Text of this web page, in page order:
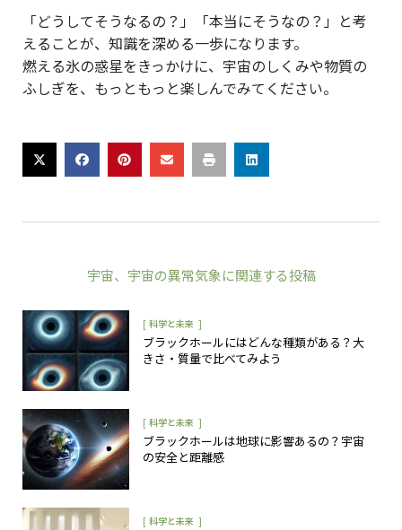
「どうしてそうなるの？」「本当にそうなの？」と考
えることが、知識を深める一歩になります。
燃える氷の惑星をきっかけに、宇宙のしくみや物質の
ふしぎを、もっともっと楽しんでみてください。
宇宙、 宇宙の異常気象に関連する投稿
[ 科学と未来 ]
ブラックホールにはどんな種類がある？大
きさ・質量で比べてみよう
[ 科学と未来 ]
ブラックホールは地球に影響あるの？宇宙
の安全と距離感
[ 科学と未来 ]